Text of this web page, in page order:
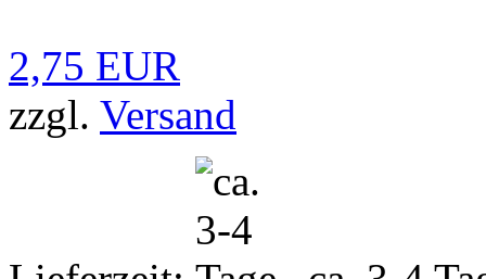
2,75 EUR
zzgl. Versand